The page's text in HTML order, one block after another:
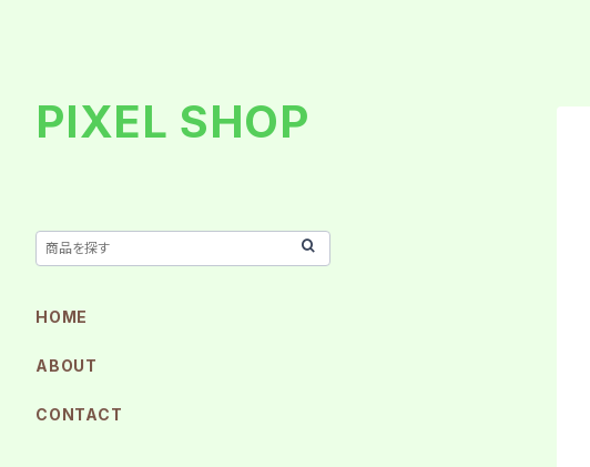
PIXEL SHOP
HOME
ABOUT
CONTACT